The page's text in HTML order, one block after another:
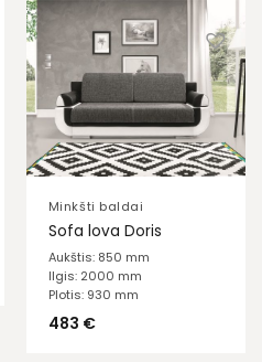
Minkšti baldai
Sofa lova Doris
Aukštis: 850 mm
Ilgis: 2000 mm
Plotis: 930 mm
483 €